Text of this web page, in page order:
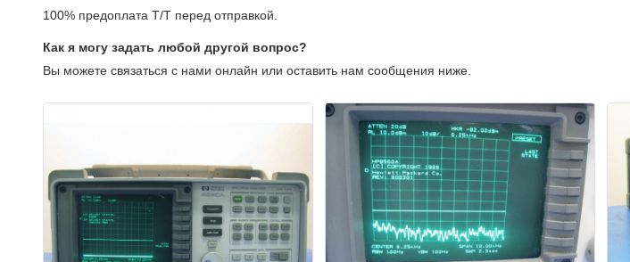
100% предоплата T/T перед отправкой.
Как я могу задать любой другой вопрос?
Вы можете связаться с нами онлайн или оставить нам сообщения ниже.